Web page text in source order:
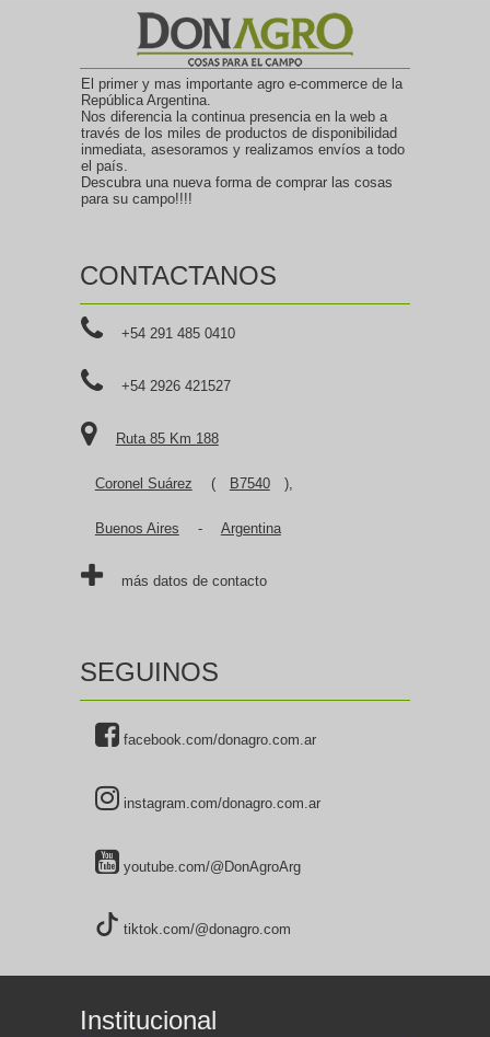
El primer y mas importante agro e-commerce de la
República Argentina.
Nos diferencia la continua presencia en la web a
través de los miles de productos de disponibilidad
inmediata, asesoramos y realizamos envíos a todo
el país.
Descubra una nueva forma de comprar las cosas
para su campo!!!!
CONTACTANOS
+54 291 485 0410
+54 2926 421527
Ruta 85 Km 188
Coronel Suárez ( B7540 ),
Buenos Aires - Argentina
más datos de contacto
SEGUINOS
facebook.com/donagro.com.ar
instagram.com/donagro.com.ar
youtube.com/@DonAgroArg
tiktok.com/@donagro.com
Institucional